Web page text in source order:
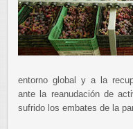
entorno global y a la
ante la reanudación de
sufrido los embates de la